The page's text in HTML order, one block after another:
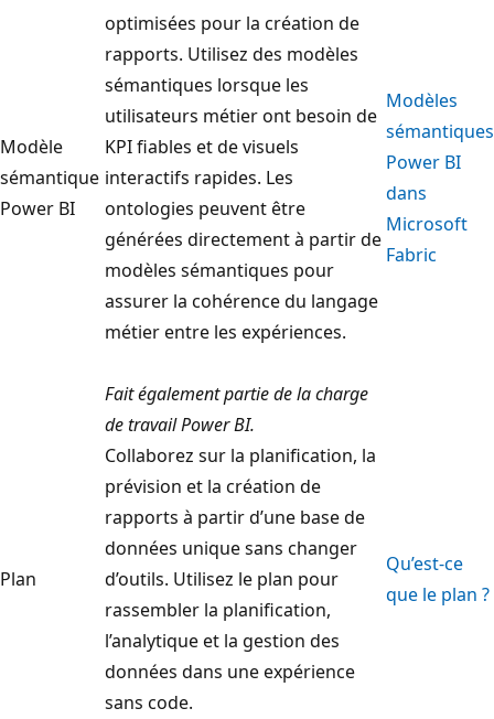
Modèle
sémantique
Power BI
optimisées pour la création de
rapports. Utilisez des modèles
sémantiques lorsque les
utilisateurs métier ont besoin de
KPI fiables et de visuels
interactifs rapides. Les
ontologies peuvent être
générées directement à partir de
modèles sémantiques pour
assurer la cohérence du langage
métier entre les expériences.
Fait également partie de la charge
de travail Power BI.
Modèles
sémantiques
Power BI
dans
Microsoft
Fabric
Plan
Collaborez sur la planification, la
prévision et la création de
rapports à partir d’une base de
données unique sans changer
d’outils. Utilisez le plan pour
rassembler la planification,
l’analytique et la gestion des
données dans une expérience
sans code.
Qu’est-ce
que le plan ?